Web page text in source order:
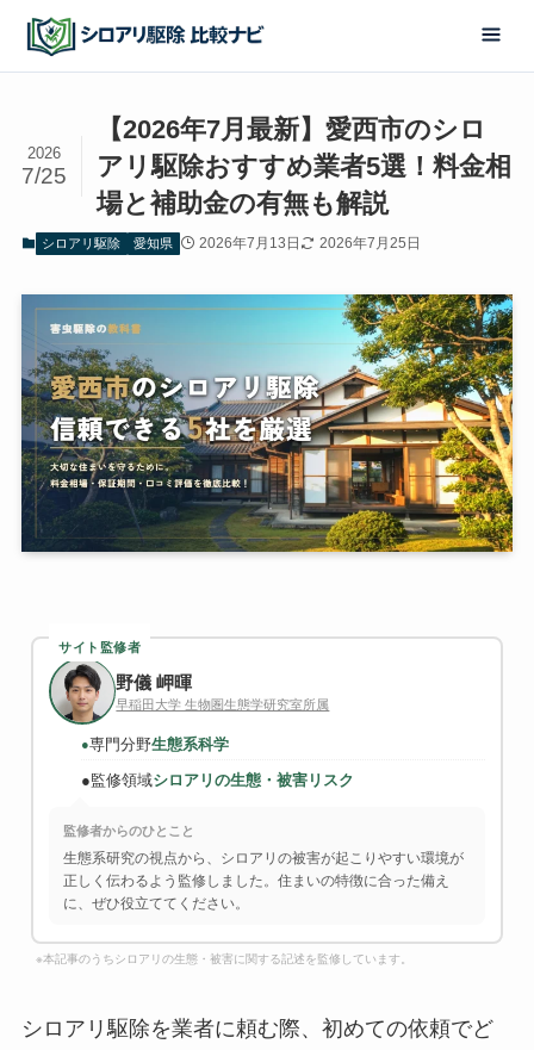
【2026年7月最新】愛西市のシロ
アリ駆除おすすめ業者5選！料金相
場と補助金の有無も解説
2026
7/25
シロアリ駆除 愛知県 2026年7月13日 2026年7月25日
サイト監修者
野儀 岬暉
早稲田大学 生物圏生態学研究室所属
●専門分野生態系科学
●監修領域シロアリの生態・被害リスク
監修者からのひとこと
生態系研究の視点から、シロアリの被害が起こりやすい環境が
正しく伝わるよう監修しました。住まいの特徴に合った備え
に、ぜひ役立ててください。
※本記事のうちシロアリの生態・被害に関する記述を監修しています。
シロアリ駆除を業者に頼む際、初めての依頼でど